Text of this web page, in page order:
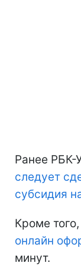
Ранее РБК-
следует
субсидия
Кроме
онлайн
минут.